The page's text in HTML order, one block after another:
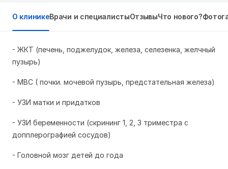
О клиникеВрачи и специалистыОтзывыЧто нового?
- ЖКТ (печень, поджелудок, железа, селезенка, желчный
пузырь)
- МВС ( почки. мочевой пузырь, предстательная железа)
- УЗИ матки и придатков
- УЗИ беременности (скрининг 1, 2, 3 триместра с
допплерографией сосудов)
- Головной мозг детей до года